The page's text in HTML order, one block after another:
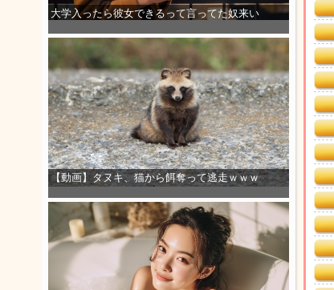
大学入ったら彼女できるって言ってた奴来い
【動画】タヌキ、猫から餌奪って逃走ｗｗｗ